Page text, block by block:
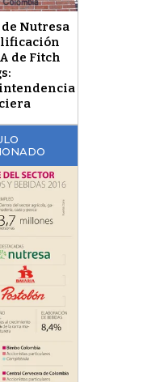
de Nutresa
de Fitch